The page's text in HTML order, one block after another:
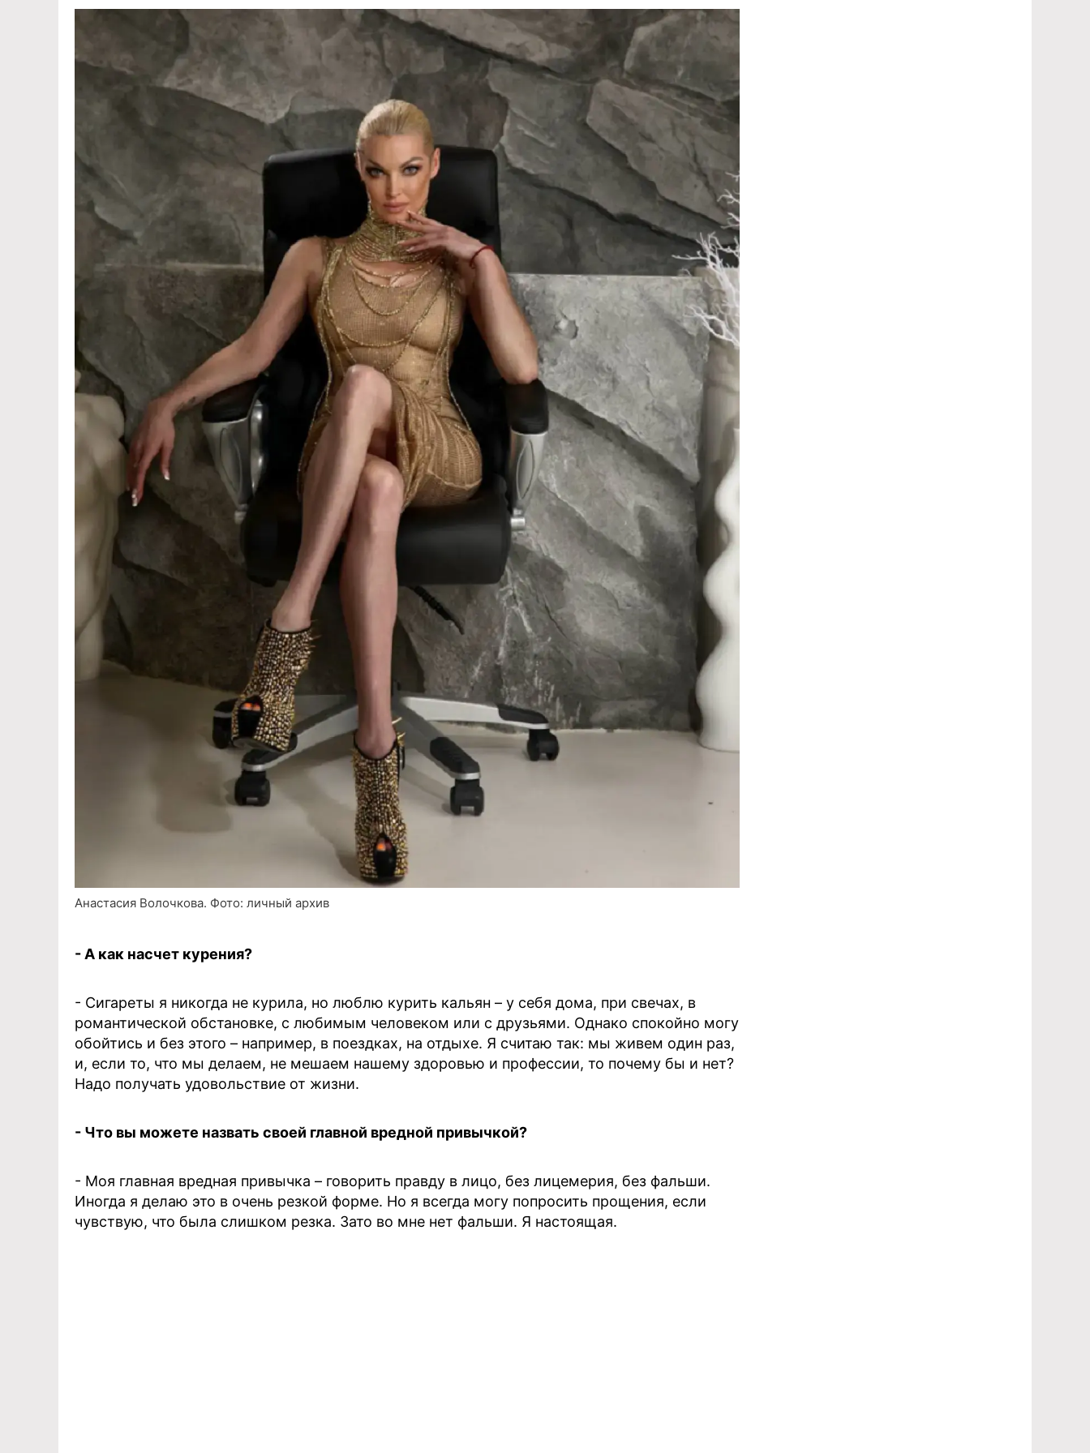
Анастасия Волочкова. Фото: личный архив
- А как насчет курения?
- Сигареты я никогда не курила, но люблю курить кальян – у себя дома, при свечах, в
романтической обстановке, с любимым человеком или с друзьями. Однако спокойно могу
обойтись и без этого – например, в поездках, на отдыхе. Я считаю так: мы живем один раз,
и, если то, что мы делаем, не мешаем нашему здоровью и профессии, то почему бы и нет?
Надо получать удовольствие от жизни.
- Что вы можете назвать своей главной вредной привычкой?
- Моя главная вредная привычка – говорить правду в лицо, без лицемерия, без фальши.
Иногда я делаю это в очень резкой форме. Но я всегда могу попросить прощения, если
чувствую, что была слишком резка. Зато во мне нет фальши. Я настоящая.